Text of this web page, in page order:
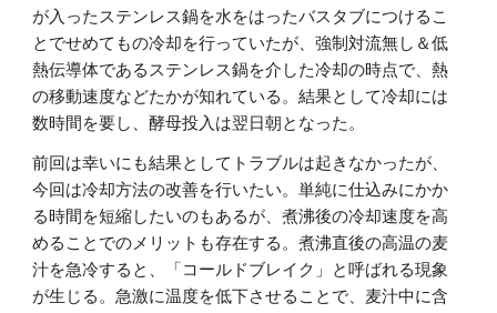
が入ったステンレス鍋を水をはったバスタブにつけるこ
とでせめてもの冷却を行っていたが、強制対流無し＆低
熱伝導体であるステンレス鍋を介した冷却の時点で、熱
の移動速度などたかが知れている。結果として冷却には
数時間を要し、酵母投入は翌日朝となった。
前回は幸いにも結果としてトラブルは起きなかったが、
今回は冷却方法の改善を行いたい。単純に仕込みにかか
る時間を短縮したいのもあるが、煮沸後の冷却速度を高
めることでのメリットも存在する。煮沸直後の高温の麦
汁を急冷すると、「コールドブレイク」と呼ばれる現象
が生じる。急激に温度を低下させることで、麦汁中に含